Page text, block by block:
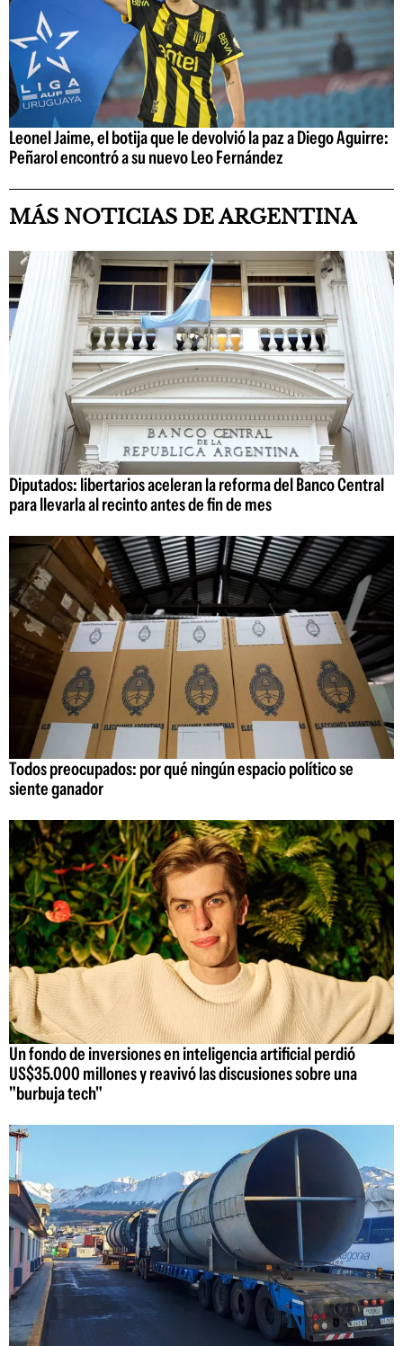
Leonel Jaime, el botija que le devolvió la paz a Diego Aguirre:
Peñarol encontró a su nuevo Leo Fernández
MÁS NOTICIAS DE ARGENTINA
Diputados: libertarios aceleran la reforma del Banco Central
para llevarla al recinto antes de fin de mes
Todos preocupados: por qué ningún espacio político se
siente ganador
Un fondo de inversiones en inteligencia artificial perdió
US$35.000 millones y reavivó las discusiones sobre una
"burbuja tech"